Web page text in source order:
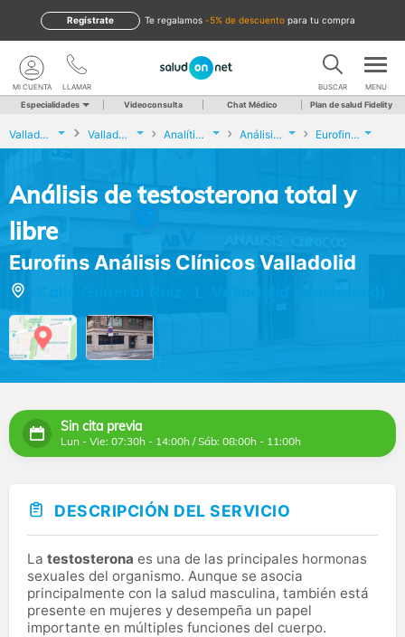
te regalamos -5% de descuento para tu compra
Regístrate
LLAMAR
MI CUENTA BUSCAR MENU
Especialidades Videoconsulta Chat Médico Plan de salud Fidelity
Valladolid Valladolid Analíticas y Genética Análisis de testosterona total y libre Eurofins Análisis Clínicos Valladolid
Análisis de testosterona total y
libre
Eurofins Análisis Clínicos Valladolid
Sin cita previa
Lun - Vie: 07:30h - 14:00h / Sáb: 08:00h - 11:00h
DESCRIPCIÓN DEL SERVICIO
La testosterona es una de las principales hormonas
sexuales del organismo. Aunque se asocia
principalmente con la salud masculina, también está
presente en mujeres y desempeña un papel
importante en múltiples funciones del cuerpo.